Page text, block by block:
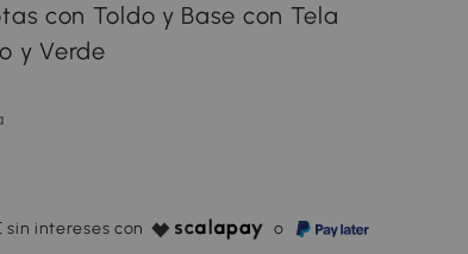
con Toldo y Base con Tela
y Verde
sin intereses con
o